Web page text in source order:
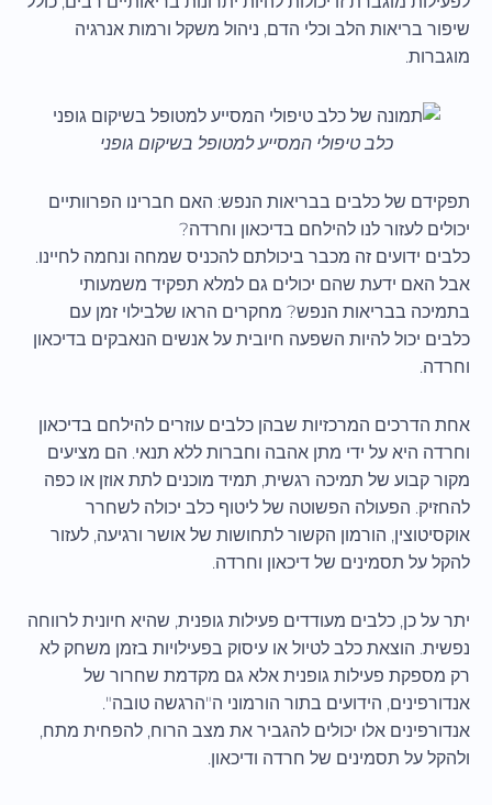
שיפור בריאות הלב וכלי הדם, ניהול משקל ורמות אנרגיה
מוגברות.
כלב טיפולי המסייע למטופל בשיקום גופני
תפקידם של כלבים בבריאות הנפש: האם חברינו הפרוותיים
יכולים לעזור לנו להילחם בדיכאון וחרדה?
כלבים ידועים זה מכבר ביכולתם להכניס שמחה ונחמה לחיינו.
אבל האם ידעת שהם יכולים גם למלא תפקיד משמעותי
בתמיכה בבריאות הנפש? מחקרים הראו שלבילוי זמן עם
כלבים יכול להיות השפעה חיובית על אנשים הנאבקים בדיכאון
וחרדה.
אחת הדרכים המרכזיות שבהן כלבים עוזרים להילחם בדיכאון
וחרדה היא על ידי מתן אהבה וחברות ללא תנאי. הם מציעים
מקור קבוע של תמיכה רגשית, תמיד מוכנים לתת אוזן או כפה
להחזיק. הפעולה הפשוטה של ליטוף כלב יכולה לשחרר
אוקסיטוצין, הורמון הקשור לתחושות של אושר ורגיעה, לעזור
להקל על תסמינים של דיכאון וחרדה.
יתר על כן, כלבים מעודדים פעילות גופנית, שהיא חיונית לרווחה
נפשית. הוצאת כלב לטיול או עיסוק בפעילויות בזמן משחק לא
רק מספקת פעילות גופנית אלא גם מקדמת שחרור של
אנדורפינים, הידועים בתור הורמוני ה"הרגשה טובה".
אנדורפינים אלו יכולים להגביר את מצב הרוח, להפחית מתח,
ולהקל על תסמינים של חרדה ודיכאון.